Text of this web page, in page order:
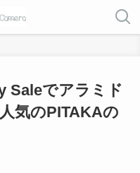
Saleでアラミド
気のPITAKAの